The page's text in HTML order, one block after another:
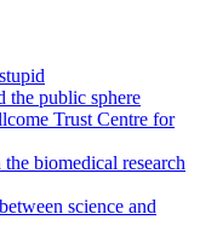
the public sphere
Trust Centre for
biomedical research
science and